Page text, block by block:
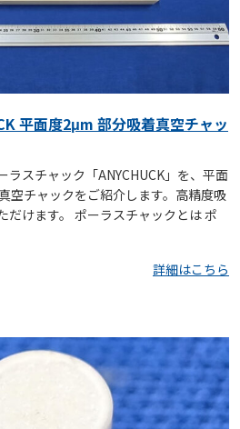
平面度2μm 部分吸着真空チャッ
スチャック「ANYCHUCK」を、平面
空チャックをご紹介します。高精度吸
だけます。 ポーラスチャックとは ポ
詳細はこちら